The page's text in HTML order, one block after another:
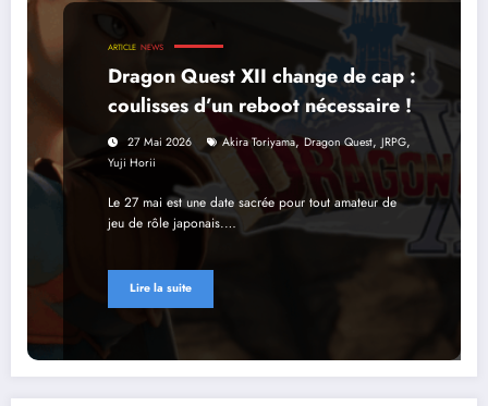
ARTICLE NEWS
Dragon Quest XII change de cap :
coulisses d’un reboot nécessaire !
27 Mai 2026 Akira Toriyama,Dragon Quest, JRPG,
Yuji Horii
Le 27 mai est une date sacrée pour tout amateur de
jeu de rôle japonais.…
Lire la suite